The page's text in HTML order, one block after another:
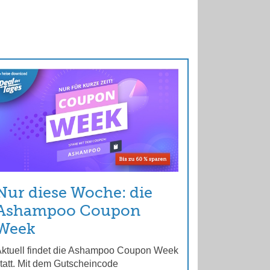
diese Woche: die
Coupon
findet die Ashampoo Coupon Week
Mit dem Gutscheincode